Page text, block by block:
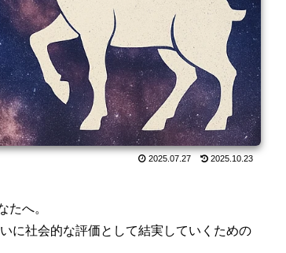
2025.07.27 2025.10.23
たへ。
に社会的な評価として結実していくための